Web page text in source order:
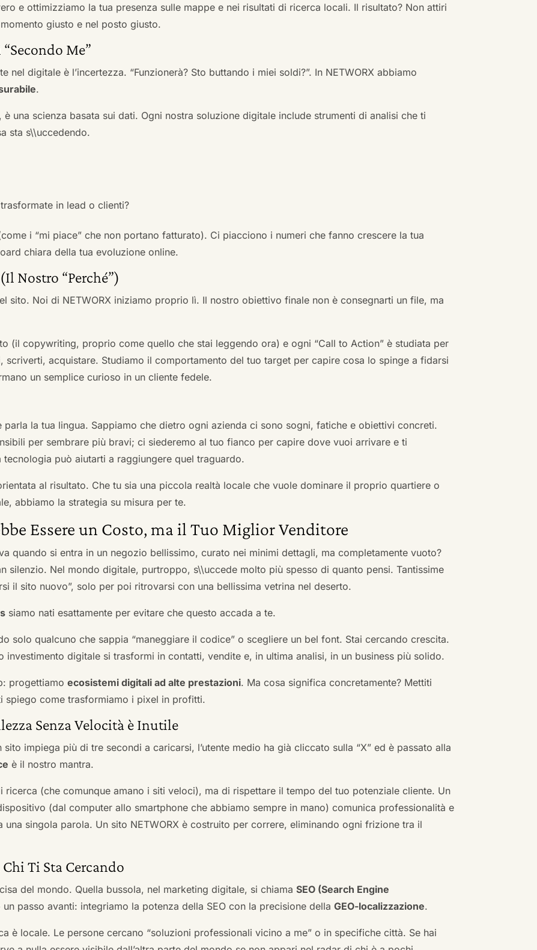
e ottimizziamo la tua presenza sulle mappe e nei risultati di ricerca locali. Il risultato? Non attiri
giusto e nel posto giusto.
Me”
nel digitale è l’incertezza. “Funzionerà? Sto buttando i miei soldi?”. In NETWORX abbiamo
.
è una scienza basata sui dati. Ogni nostra soluzione digitale include strumenti di analisi che ti
sta s\\uccedendo.
in lead o clienti?
i “mi piace” che non portano fatturato). Ci piacciono i numeri che fanno crescere la tua
chiara della tua evoluzione online.
Nostro “Perché”)
sito. Noi di NETWORX iniziamo proprio lì. Il nostro obiettivo finale non è consegnarti un file, ma
(il copywriting, proprio come quello che stai leggendo ora) e ogni “Call to Action” è studiata per
scriverti, acquistare. Studiamo il comportamento del tuo target per capire cosa lo spinge a fidarsi
un semplice curioso in un cliente fedele.
la tua lingua. Sappiamo che dietro ogni azienda ci sono sogni, fatiche e obiettivi concreti.
per sembrare più bravi; ci siederemo al tuo fianco per capire dove vuoi arrivare e ti
può aiutarti a raggiungere quel traguardo.
al risultato. Che tu sia una piccola realtà locale che vuole dominare il proprio quartiere o
abbiamo la strategia su misura per te.
Essere un Costo, ma il Tuo Miglior Venditore
quando si entra in un negozio bellissimo, curato nei minimi dettagli, ma completamente vuoto?
silenzio. Nel mondo digitale, purtroppo, s\\uccede molto più spesso di quanto pensi. Tantissime
il sito nuovo”, solo per poi ritrovarsi con una bellissima vetrina nel deserto.
siamo nati esattamente per evitare che questo accada a te.
solo qualcuno che sappia “maneggiare il codice” o scegliere un bel font. Stai cercando crescita.
digitale si trasformi in contatti, vendite e, in ultima analisi, in un business più solido.
progettiamoecosistemi digitali ad alte prestazioni. Ma cosa significa concretamente? Mettiti
spiego come trasformiamo i pixel in profitti.
Senza Velocità è Inutile
impiega più di tre secondi a caricarsi, l’utente medio ha già cliccato sulla “X” ed è passato alla
è il nostro mantra.
(che comunque amano i siti veloci), ma di rispettare il tempo del tuo potenziale cliente. Un
(dal computer allo smartphone che abbiamo sempre in mano) comunica professionalità e
una singola parola. Un sito NETWORX è costruito per correre, eliminando ogni frizione tra il
Ti Sta Cercando
del mondo. Quella bussola, nel marketing digitale, si chiamaSEO (Search Engine
un passo avanti: integriamo la potenza della SEO con la precisione dellaGEO-localizzazione.
è locale. Le persone cercano “soluzioni professionali vicino a me” o in specifiche città. Se hai